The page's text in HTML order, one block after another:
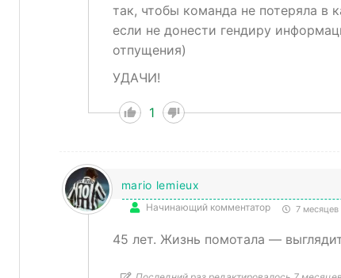
так, чтобы команда не потеряла в
если не донести гендиру
отпущения)
УДАЧИ!
1
mario lemieux
Начинающий комментатор 7 месяцев
45 лет. Жизнь помотала —